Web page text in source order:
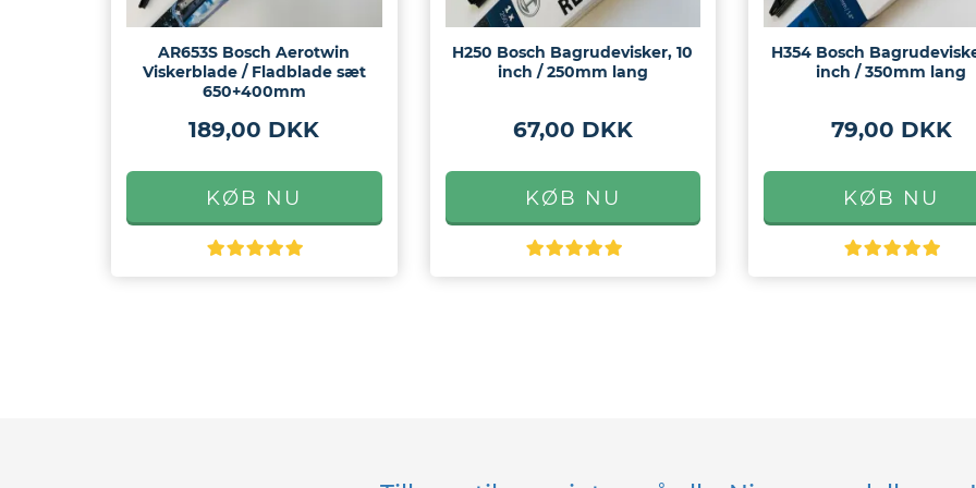
AR653S Bosch Aerotwin
Viskerblade / Fladblade sæt
650+400mm
189,00 DKK
H250 Bosch Bagrudevisker, 10
inch / 250mm lang
67,00 DKK
H354 Bosch
inch / 350mm lang
79,00 DKK